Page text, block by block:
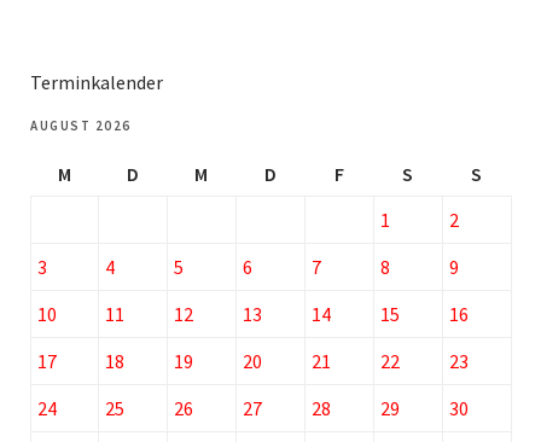
Terminkalender
AUGUST 2026
M D M D F S
S
1
2
3
4 5 6 7 8
9
10
11 12 13 14 15
16
17
18 19 20 21 22
23
24
25 26 27 28 29
30